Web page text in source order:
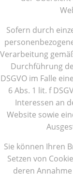
Sofern durch
Verarbeitung
Durchführung
DSGVO im Falle
6 Abs. 1 lit. f
Interessen an
Website sowie
Sie können Ihren
Setzen von
deren